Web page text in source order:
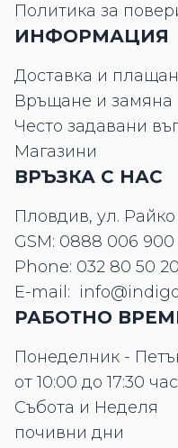
Политика за
ИНФОРМАЦИЯ
Доставка и
Връщане и замяна
Често задавани
Магазини
ВРЪЗКА С НАС
Пловдив, ул. Райко
GSM: 0888 006 900
Phone: 032 80 50 20
E-mail:
РАБОТНО
Понеделник -
от 10:00 до 17:30
Събота и Неделя
почивни дни